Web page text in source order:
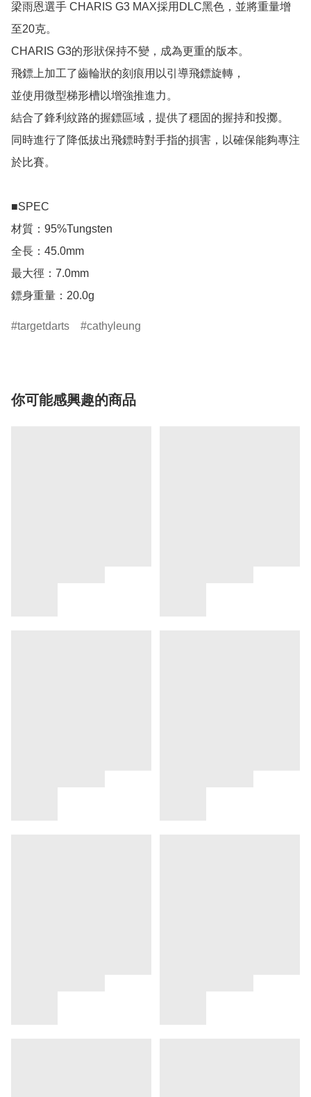
梁雨恩選手 CHARIS G3 MAX採用DLC黑色，並將重量增
至20克。
CHARIS G3的形狀保持不變，成為更重的版本。
飛鏢上加工了齒輪狀的刻痕用以引導飛鏢旋轉，
並使用微型梯形槽以增強推進力。
結合了鋒利紋路的握鏢區域，提供了穩固的握持和投擲。
同時進行了降低拔出飛鏢時對手指的損害，以確保能夠專注
於比賽。
■SPEC
材質：95%Tungsten
全長：45.0mm
最大徑：7.0mm
鏢身重量：20.0g
targetdarts cathyleung
你可能感興趣的商品